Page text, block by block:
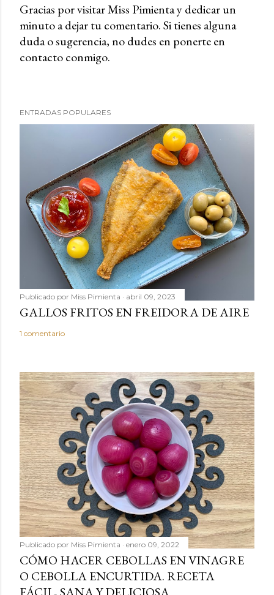
P
u
b
a
r
i
o
Gracias por visitar Miss Pimienta y dedicar un
minuto a dejar tu comentario. Si tienes alguna
duda o sugerencia, no dudes en ponerte en
contacto conmigo.
ENTRADAS POPULARES
Publicado por Miss Pimienta abril 09, 2023
GALLOS FRITOS EN FREIDORA DE AIRE
1 comentario
Publicado por Miss Pimienta enero 09, 2022
CÓMO HACER CEBOLLAS EN VINAGRE
O CEBOLLA ENCURTIDA. RECETA
FÁCIL, SANA Y DELICIOSA